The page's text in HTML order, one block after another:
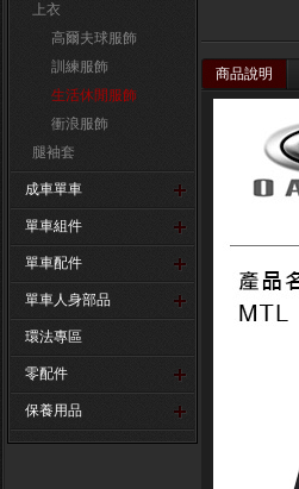
上衣
高爾夫球服飾
訓練服飾
生活休閒服飾
衝浪服飾
腿袖套
成車單車
單車組件
單車配件
單車人身部品
環法專區
零配件
保養用品
商品說明